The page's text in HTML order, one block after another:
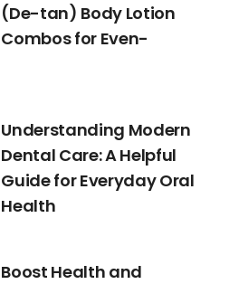
(De-tan) Body Lotion
Combos for Even-
Understanding Modern
Dental Care: A Helpful
Guide for Everyday Oral
Health
Boost Health and